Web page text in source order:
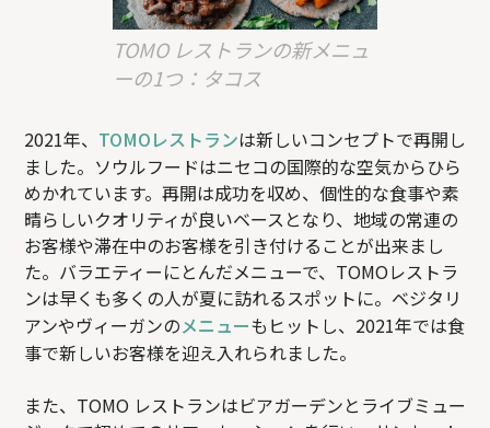
TOMO レストランの新メニュ
ーの1つ：タコス
2021年、 TOMOレストランは新しいコンセプトで再開し
ました。ソウルフードはニセコの国際的な空気からひら
めかれています。再開は成功を収め、個性的な食事や素
晴らしいクオリティが良いベースとなり、地域の常連の
お客様や滞在中のお客様を引き付けることが出来まし
た。バラエティーにとんだメニューで、TOMOレストラ
ンは早くも多くの人が夏に訪れるスポットに。ベジタリ
アンやヴィーガンのメニューもヒットし、2021年では食
事で新しいお客様を迎え入れられました。
また、TOMO レストランはビアガーデンとライブミュー